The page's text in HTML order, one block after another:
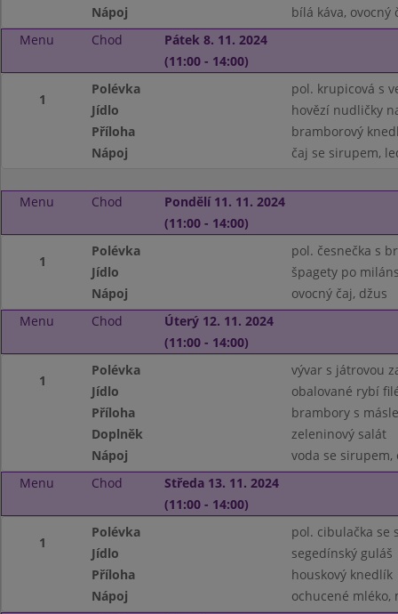
Nápoj
bílá káva, ovocný
Menu
Chod
Pátek 8. 11. 2024
(11:00 - 14:00)
1
Polévka
pol. krupicová s
Jídlo
hovězí nudličky
Příloha
bramborový
Nápoj
čaj se sirupem,
Menu Chod
Pondělí 11. 11. 2024
(11:00 - 14:00)
1
Polévka
pol. česnečka s
Jídlo
špagety po
Nápoj
ovocný čaj, džus
Menu
Chod
Úterý 12. 11. 2024
(11:00 - 14:00)
1
Polévka
vývar s játrovou
Jídlo
obalované rybí
Příloha
brambory s
Doplněk
zeleninový salát
Nápoj
voda se sirupem,
Menu
Chod
Středa 13. 11. 2024
(11:00 - 14:00)
1
Polévka
pol. cibulačka se
Jídlo
segedínský guláš
Příloha
houskový knedlík
Nápoj
ochucené